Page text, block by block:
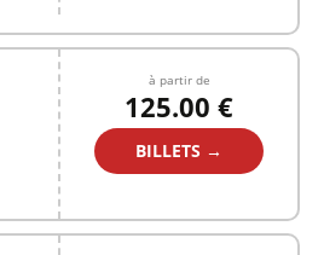
à partir de
125.00 €
BILLETS →